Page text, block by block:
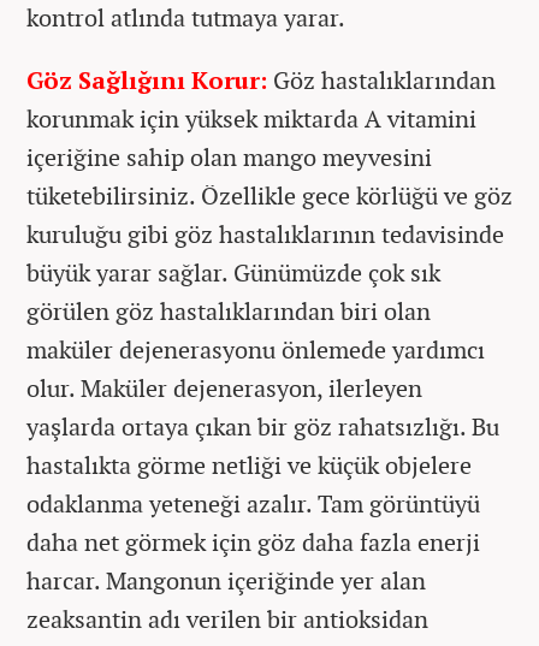
kontrol atlında tutmaya yarar.
Göz Sağlığını Korur: Göz hastalıklarından
korunmak için yüksek miktarda A vitamini
içeriğine sahip olan mango meyvesini
tüketebilirsiniz. Özellikle gece körlüğü ve göz
kuruluğu gibi göz hastalıklarının tedavisinde
büyük yarar sağlar. Günümüzde çok sık
görülen göz hastalıklarından biri olan
maküler dejenerasyonu önlemede yardımcı
olur. Maküler dejenerasyon, ilerleyen
yaşlarda ortaya çıkan bir göz rahatsızlığı. Bu
hastalıkta görme netliği ve küçük objelere
odaklanma yeteneği azalır. Tam görüntüyü
daha net görmek için göz daha fazla enerji
harcar. Mangonun içeriğinde yer alan
zeaksantin adı verilen bir antioksidan